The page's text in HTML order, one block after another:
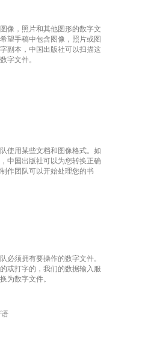
像，照片和其他图形的数字文
望手稿中包含图像，照片或图
副本，中国出版社可以扫描这
字文件。
使用某些文档和图像格式。如
中国出版社可以为您转换正确
作团队可以开始处理您的书
必须拥有要操作的数字文件。
或打字的，我们的数据输入服
为数字文件。